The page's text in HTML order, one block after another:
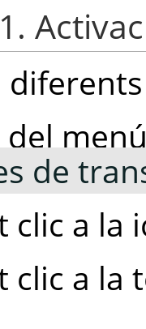
del
de
clic a la
clic a la